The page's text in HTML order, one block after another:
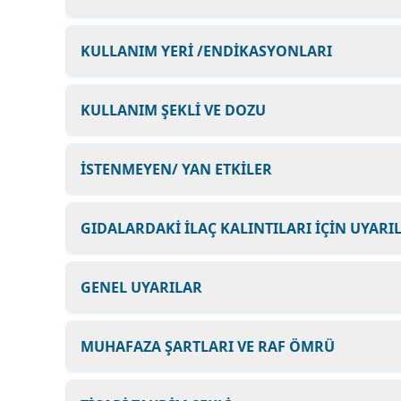
KULLANIM YERİ /ENDİKASYONLARI
KULLANIM ŞEKLİ VE DOZU
İSTENMEYEN/ YAN ETKİLER
GIDALARDAKİ İLAÇ KALINTILARI İÇİN
GENEL UYARILAR
MUHAFAZA ŞARTLARI VE RAF ÖMRÜ